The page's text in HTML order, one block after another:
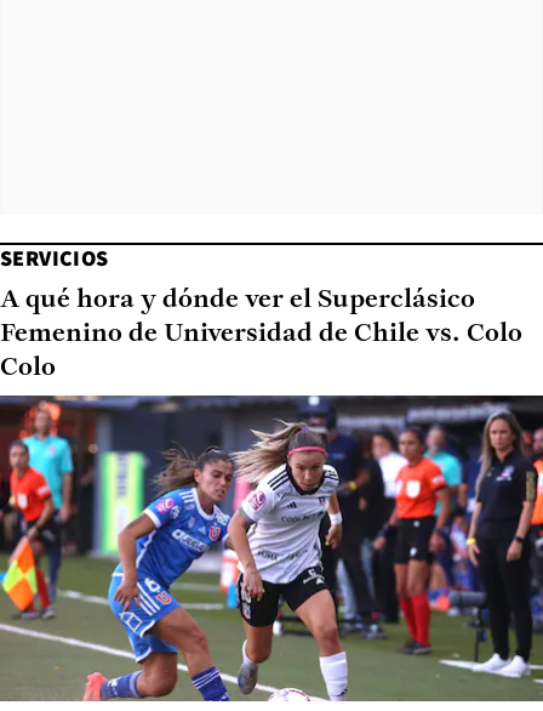
SERVICIOS
A qué hora y dónde ver el Superclásico
Femenino de Universidad de Chile vs. Colo
Colo